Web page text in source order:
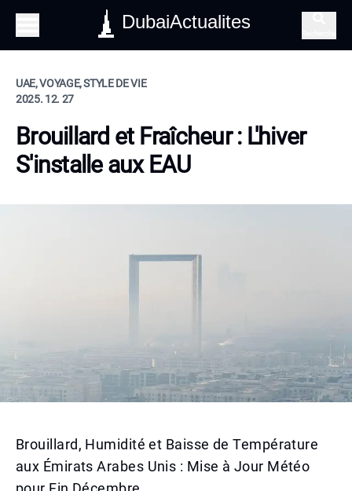
DubaiActualites
UAE, VOYAGE, STYLE DE VIE
2025. 12. 27
Brouillard et Fraîcheur : L'hiver
S'installe aux EAU
Brouillard, Humidité et Baisse de Température
aux Émirats Arabes Unis : Mise à Jour Météo